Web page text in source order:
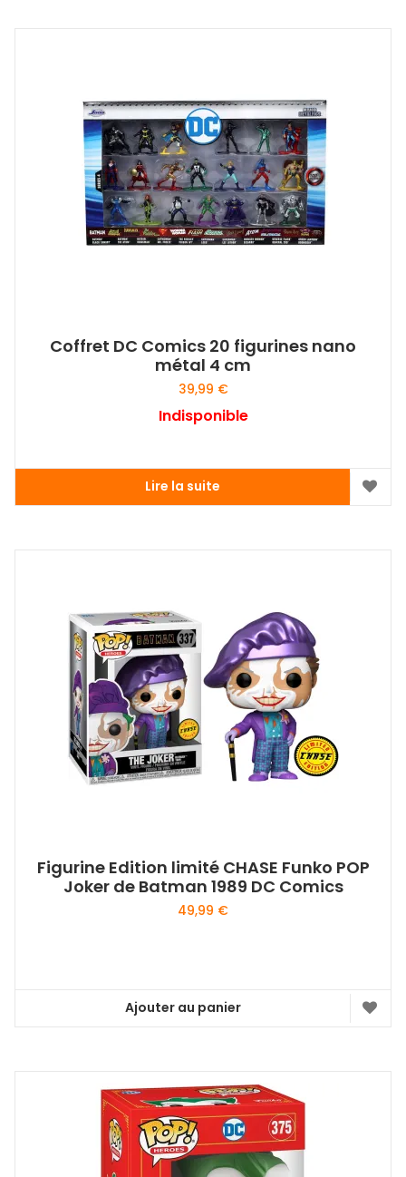
Coffret DC Comics 20 figurines nano
métal 4 cm
39,99 €
Indisponible
Lire la suite
Figurine Edition limité CHASE Funko POP
Joker de Batman 1989 DC Comics
49,99 €
Ajouter au panier